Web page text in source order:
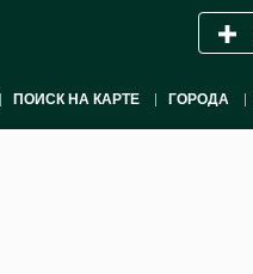
ПОИСК НА КАРТЕ ГОРОДА